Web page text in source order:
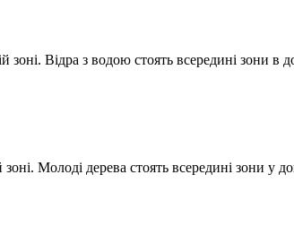
Відра з водою стоять всередині зони в
Молоді дерева стоять всередині зони у